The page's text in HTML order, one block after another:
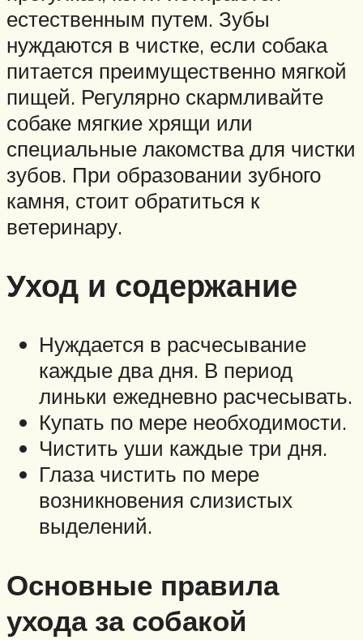
естественным путем. Зубы
нуждаются в чистке, если собака
питается преимущественно мягкой
пищей. Регулярно скармливайте
собаке мягкие хрящи или
специальные лакомства для чистки
зубов. При образовании зубного
камня, стоит обратиться к
ветеринару.
Уход и содержание
Нуждается в расчесывание
каждые два дня. В период
линьки ежедневно расчесывать.
Купать по мере необходимости.
Чистить уши каждые три дня.
Глаза чистить по мере
возникновения слизистых
выделений.
Основные правила
ухода за собакой